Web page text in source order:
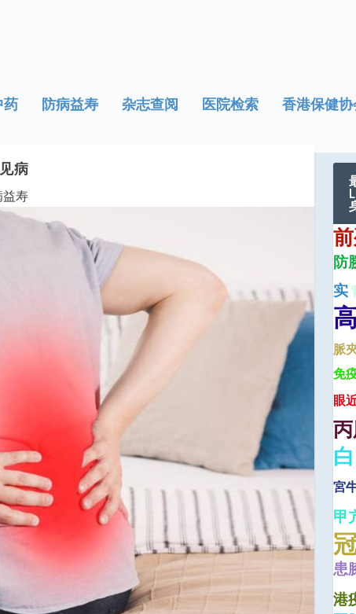
药 防病益寿 杂志查阅 医院检索 香港保健
病
益寿
防
实
脈
免
眼
宮
甲
患
港